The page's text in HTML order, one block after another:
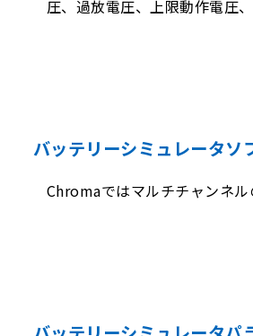
圧、過放電圧、上限動作電圧
バッテリーシミュレータソ
Chromaではマルチチャンネ